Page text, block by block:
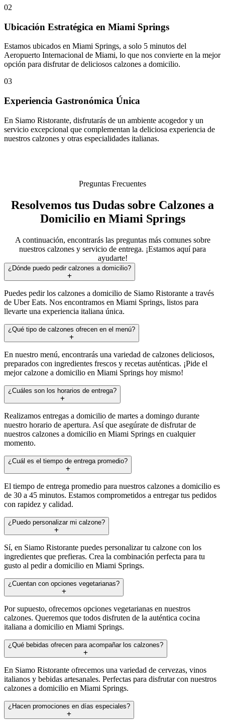
02
Ubicación Estratégica en Miami Springs
Estamos ubicados en Miami Springs, a solo 5 minutos del
Aeropuerto Internacional de Miami, lo que nos convierte en la mejor
opción para disfrutar de deliciosos calzones a domicilio.
03
Experiencia Gastronómica Única
En Siamo Ristorante, disfrutarás de un ambiente acogedor y un
servicio excepcional que complementan la deliciosa experiencia de
nuestros calzones y otras especialidades italianas.
Preguntas Frecuentes
Resolvemos tus Dudas sobre Calzones a
Domicilio en Miami Springs
A continuación, encontrarás las preguntas más comunes sobre
nuestros calzones y servicio de entrega. ¡Estamos aquí para
ayudarte!
¿Dónde puedo pedir calzones a domicilio?
Puedes pedir los calzones a domicilio de Siamo Ristorante a través
de Uber Eats. Nos encontramos en Miami Springs, listos para
llevarte una experiencia italiana única.
¿Qué tipo de calzones ofrecen en el menú?
En nuestro menú, encontrarás una variedad de calzones deliciosos,
preparados con ingredientes frescos y recetas auténticas. ¡Pide el
mejor calzone a domicilio en Miami Springs hoy mismo!
¿Cuáles son los horarios de entrega?
Realizamos entregas a domicilio de martes a domingo durante
nuestro horario de apertura. Así que asegúrate de disfrutar de
nuestros calzones a domicilio en Miami Springs en cualquier
momento.
¿Cuál es el tiempo de entrega promedio?
El tiempo de entrega promedio para nuestros calzones a domicilio es
de 30 a 45 minutos. Estamos comprometidos a entregar tus pedidos
con rapidez y calidad.
¿Puedo personalizar mi calzone?
Sí, en Siamo Ristorante puedes personalizar tu calzone con los
ingredientes que prefieras. Crea la combinación perfecta para tu
gusto al pedir a domicilio en Miami Springs.
¿Cuentan con opciones vegetarianas?
Por supuesto, ofrecemos opciones vegetarianas en nuestros
calzones. Queremos que todos disfruten de la auténtica cocina
italiana a domicilio en Miami Springs.
¿Qué bebidas ofrecen para acompañar los calzones?
En Siamo Ristorante ofrecemos una variedad de cervezas, vinos
italianos y bebidas artesanales. Perfectas para disfrutar con nuestros
calzones a domicilio en Miami Springs.
¿Hacen promociones en días especiales?